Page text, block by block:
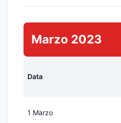
Marzo 2023
Data
1 Marzo